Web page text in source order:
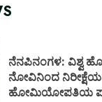
ನೆನಪಿನಂಗಳ: ವಿಶ್ವ
ನೋವಿನಿಂದ
ಹೋಮಿಯೋಪತಿಯ